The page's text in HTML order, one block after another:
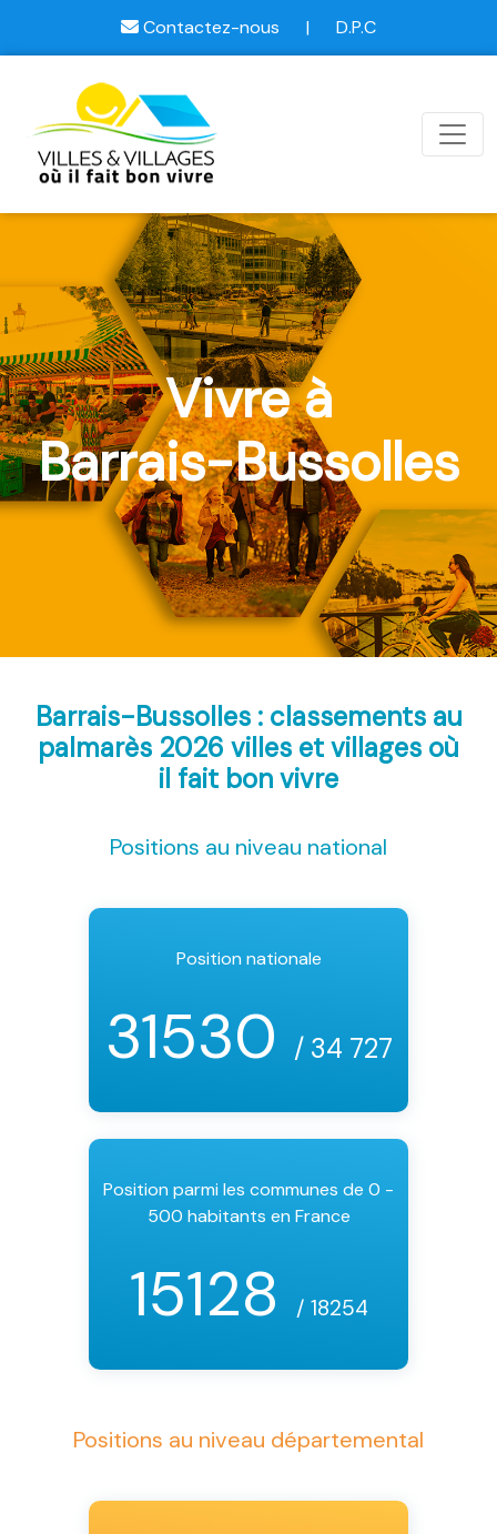
Contactez-nous | D.P.C
Vivre à
Barrais-Bussolles
Barrais-Bussolles : classements au
palmarès 2026 villes et villages où
il fait bon vivre
Positions au niveau national
Position nationale
31530 / 34 727
Position parmi les communes de 0 -
500 habitants en France
15128 / 18254
Positions au niveau départemental